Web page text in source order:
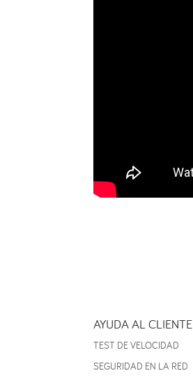
AYUDA AL CLIENTE
TEST DE VELOCIDAD
SEGURIDAD EN LA RED